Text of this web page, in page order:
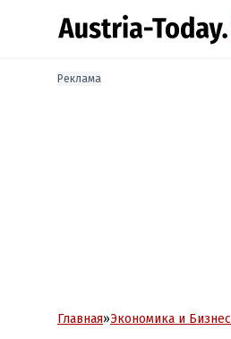
Реклама
Главная»Экономика и Бизнес